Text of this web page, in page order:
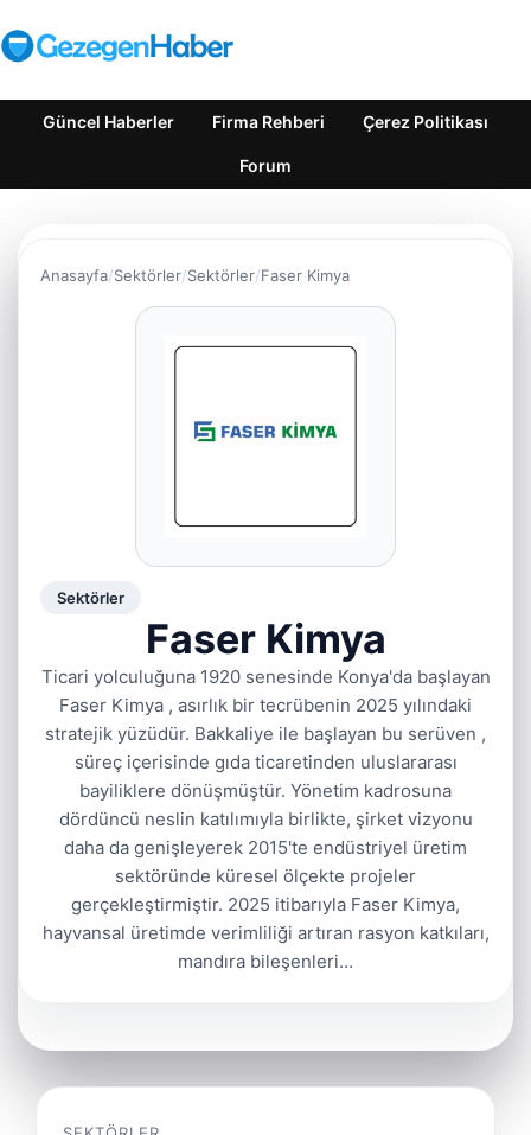
Güncel Haberler Firma Rehberi Çerez Politikası
Forum
Anasayfa Sektörler Sektörler Faser Kimya
Sektörler
Faser Kimya
Ticari yolculuğuna 1920 senesinde Konya'da başlayan
Faser Kimya , asırlık bir tecrübenin 2025 yılındaki
stratejik yüzüdür. Bakkaliye ile başlayan bu serüven ,
süreç içerisinde gıda ticaretinden uluslararası
bayiliklere dönüşmüştür. Yönetim kadrosuna
dördüncü neslin katılımıyla birlikte, şirket vizyonu
daha da genişleyerek 2015'te endüstriyel üretim
sektöründe küresel ölçekte projeler
gerçekleştirmiştir. 2025 itibarıyla Faser Kimya,
hayvansal üretimde verimliliği artıran rasyon katkıları,
mandıra bileşenleri…